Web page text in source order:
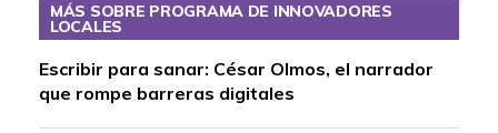
MÁS SOBRE PROGRAMA DE INNOVADORES
LOCALES
Escribir para sanar: César Olmos, el narrador
que rompe barreras digitales